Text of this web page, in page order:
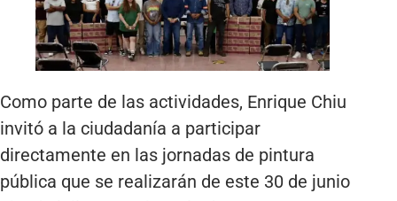
Como parte de las actividades, Enrique Chiu
invitó a la ciudadanía a participar
directamente en las jornadas de pintura
pública que se realizarán de este 30 de junio